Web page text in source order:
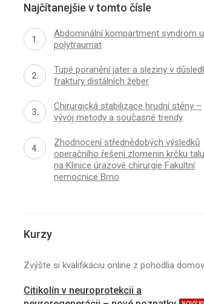
Najčítanejšie v tomto čísle
Abdominální kompartment syndrom u
polytraumat
Tupé poranění jater a sleziny v
fraktury distálních žeber
Chirurgická stabilizace hrudní stěny –
vývoj metody a současné trendy
Zhodnocení střednědobých výsledků
operačního řešení zlomenin krčku talu
na Klinice úrazové chirurgie Fakultní
nemocnice Brno
Kurzy
Zvýšte si kvalifikáciu online z pohodlia
Citikolín v neuroprotekcii a